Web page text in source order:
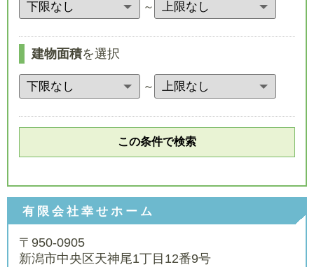
～
建物面積を選択
～
有限会社幸せホーム
〒950-0905
新潟市中央区天神尾1丁目12番9号